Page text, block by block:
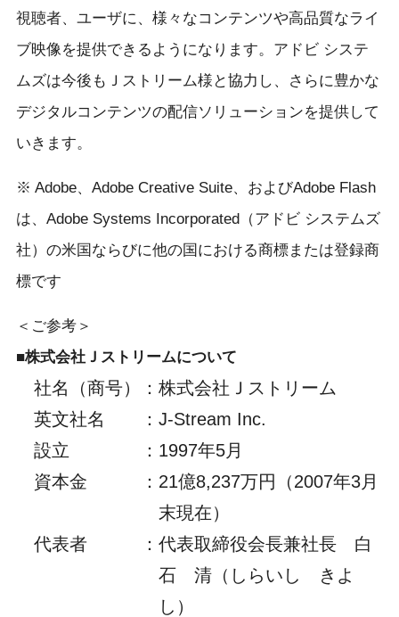
視聴者、ユーザに、様々なコンテンツや高品質なライ
ブ映像を提供できるようになります。アドビ システ
ムズは今後もＪストリーム様と協力し、さらに豊かな
デジタルコンテンツの配信ソリューションを提供して
いきます。
※ Adobe、Adobe Creative Suite、およびAdobe Flash
は、Adobe Systems Incorporated（アドビ システムズ
社）の米国ならびに他の国における商標または登録商
標です
＜ご参考＞
■株式会社Ｊストリームについて
社名（商号） ： 株式会社Ｊストリーム
英文社名
： J-Stream Inc.
設立
： 1997年5月
資本金
： 21億8,237万円（2007年3月
末現在）
代表者
： 代表取締役会長兼社長 白
石 清（しらいし きよ
し）